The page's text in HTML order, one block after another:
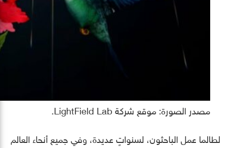
مصدر الصورة: موقع شركة LightField Lab.
لطالما عمل الباحثون، لسنواتٍ عديدة، وفي جميع أنحاء العالم